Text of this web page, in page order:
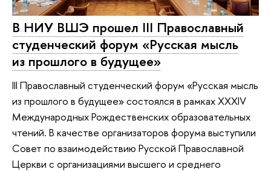
В НИУ ВШЭ прошел III Православный
студенческий форум «Русская мысль
из прошлого в будущее»
III Православный студенческий форум «Русская мысль
из прошлого в будущее» состоялся в рамках XXXIV
Международных Рождественских образовательных
чтений. В качестве организаторов форума выступили
Совет по взаимодействию Русской Православной
Церкви с организациями высшего и среднего